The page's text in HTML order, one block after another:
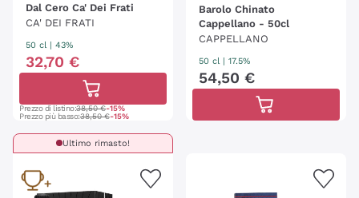
Dal Cero Ca' Dei Frati
CA' DEI FRATI
50 cl | 43%
32,70 €
Prezzo di listino:38,50 €-15%
Prezzo più basso:38,50 €-15%
Barolo Chinato
Cappellano - 50cl
CAPPELLANO
50 cl | 17.5%
54,50 €
Ultimo rimasto!